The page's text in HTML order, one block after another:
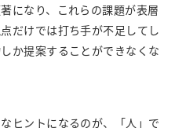
になり、これらの課題が表層
だけでは打ち手が不足してし
か提案することができなくな
ヒントになるのが、「人」で